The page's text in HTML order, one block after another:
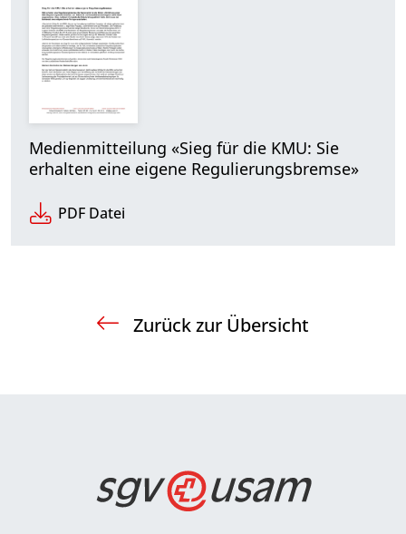
Medienmitteilung «Sieg für die KMU: Sie
erhalten eine eigene Regulierungsbremse»
PDF Datei
Zurück zur Übersicht